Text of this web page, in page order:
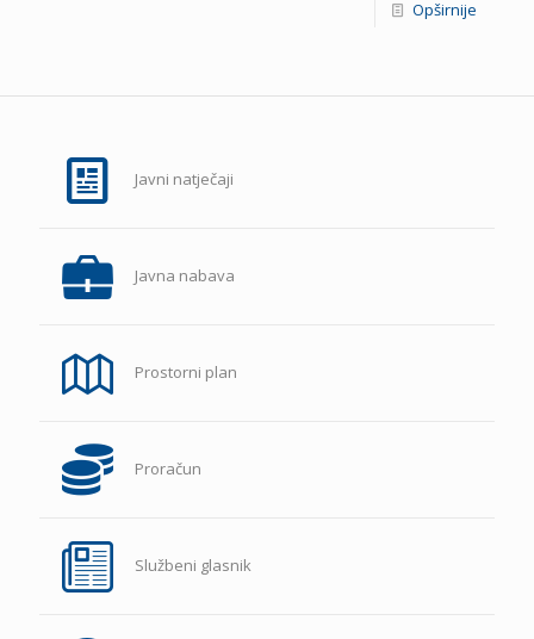
Opširnije
Javni natječaji
Javna nabava
Prostorni plan
Proračun
Službeni glasnik